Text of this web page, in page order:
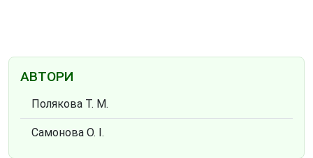
АВТОРИ
Полякова Т. М.
Самонова О. І.